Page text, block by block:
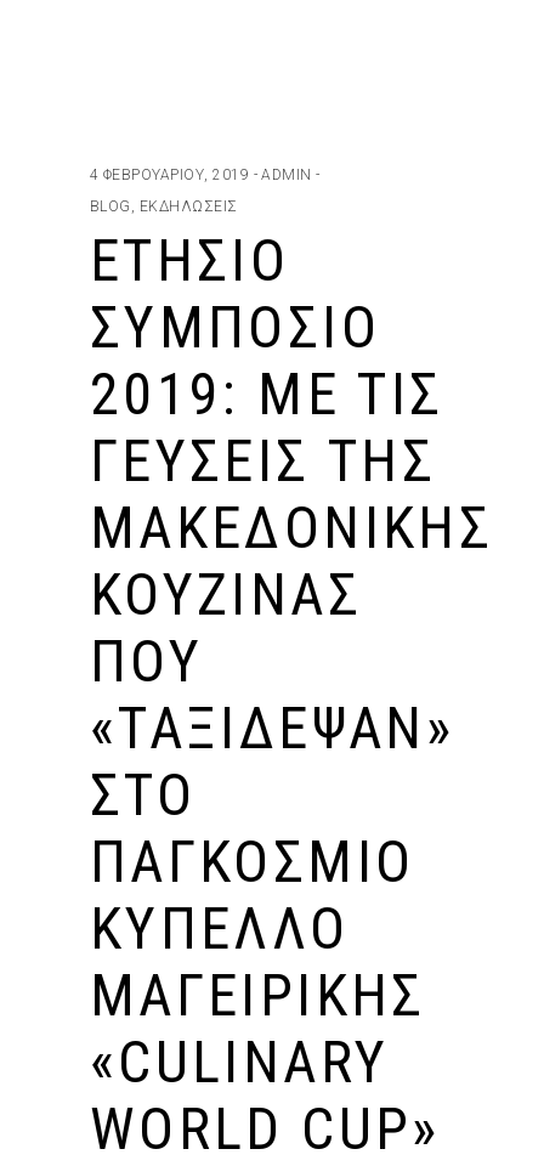
4 ΦΕΒΡΟΥΑΡΊΟΥ, 2019
ADMIN
BLOG , ΕΚΔΗΛΏΣΕΙΣ
ΕΤΉΣΙΟ
ΣΥΜΠΌΣΙΟ
2019: ΜΕ ΤΙΣ
ΓΕΎΣΕΙΣ ΤΗΣ
ΜΑΚΕΔΟΝΙΚΉΣ
ΚΟΥΖΊΝΑΣ
ΠΟΥ
«ΤΑΞΊΔΕΨΑΝ»
ΣΤΟ
ΠΑΓΚΌΣΜΙΟ
ΚΎΠΕΛΛΟ
ΜΑΓΕΙΡΙΚΉΣ
«CULINARY
WORLD CUP»